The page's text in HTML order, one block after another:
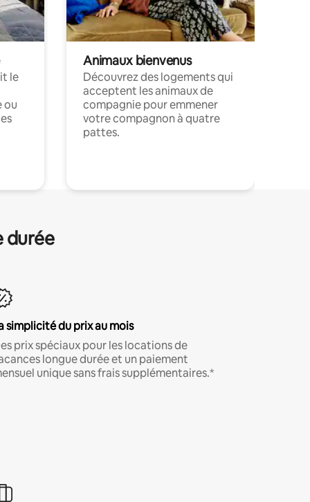
le
ou
Animaux bienvenus
Découvrez des logements qui
acceptent les animaux de
compagnie pour emmener
votre compagnon à quatre
pattes.
durée
simplicité du prix au mois
prix spéciaux pour les locations de
longue durée et un paiement
unique sans frais supplémentaires.*